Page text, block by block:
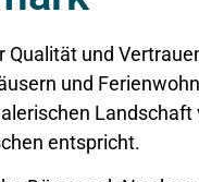
Qualität und
und
entspricht.